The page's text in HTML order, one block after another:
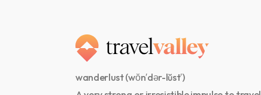
wanderlust (wŏn′dər-lŭst′)